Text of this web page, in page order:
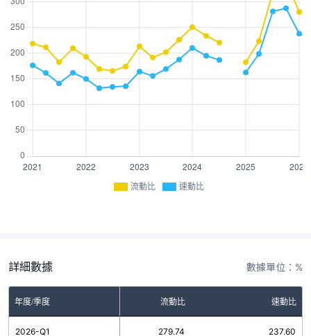
流動比 速動比
詳細數據 數據單位：%
年度/季度 流動比 速動比
2026-Q1 279.74 237.60